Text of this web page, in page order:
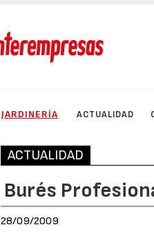
JARDINERÍA ACTUALIDAD
ACTUALIDAD
Burés
28/09/2009